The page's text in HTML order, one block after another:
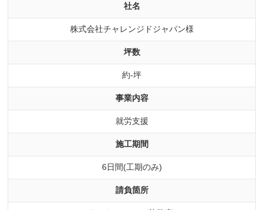
社名
株式会社チャレンジドジャパン様
坪数
約-坪
事業内容
就労支援
施工期間
6日間(工期のみ)
請負箇所